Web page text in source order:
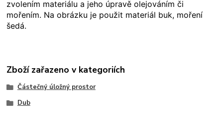
zvolením materiálu a jeho úpravě olejováním či
mořením. Na obrázku je použit materiál buk, moření
šedá.
Zboží zařazeno v kategoriích
Částečný úložný prostor
Dub